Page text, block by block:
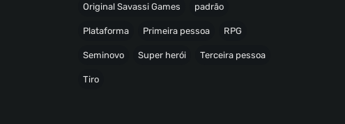
Original Savassi Games padrão
Plataforma Primeira pessoa RPG
Seminovo Super herói Terceira pessoa
Tiro